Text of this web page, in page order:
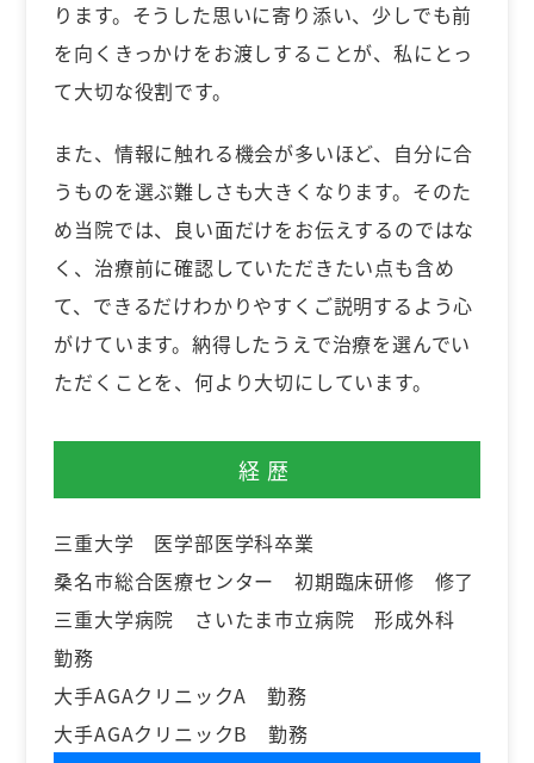
ります。そうした思いに寄り添い、少しでも前
を向くきっかけをお渡しすることが、私にとっ
て大切な役割です。
また、情報に触れる機会が多いほど、自分に合
うものを選ぶ難しさも大きくなります。そのた
め当院では、良い面だけをお伝えするのではな
く、治療前に確認していただきたい点も含め
て、できるだけわかりやすくご説明するよう心
がけています。納得したうえで治療を選んでい
ただくことを、何より大切にしています。
経歴
三重大学 医学部医学科卒業
桑名市総合医療センター 初期臨床研修 修了
三重大学病院 さいたま市立病院 形成外科
勤務
大手AGAクリニックA 勤務
大手AGAクリニックB 勤務